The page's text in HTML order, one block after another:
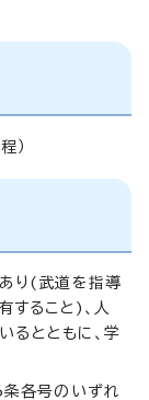
）
り(武道を指導
すること)、人
るとともに、学
各号のいずれ